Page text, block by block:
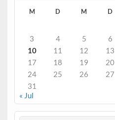
M D M D
3
4 5 6
10
11 12 13
17
18 19 20
24
25 26 27
31
« Jul